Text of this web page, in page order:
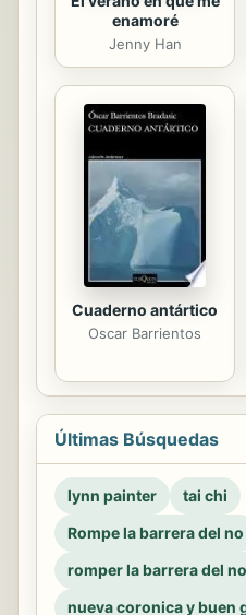
enamoré
Jenny Han
Cuaderno antártico
Oscar Barrientos
Últimas Búsquedas
lynn painter
tai chi
Rompe la barrera del no
romper la barrera del no
nueva coronica y buen